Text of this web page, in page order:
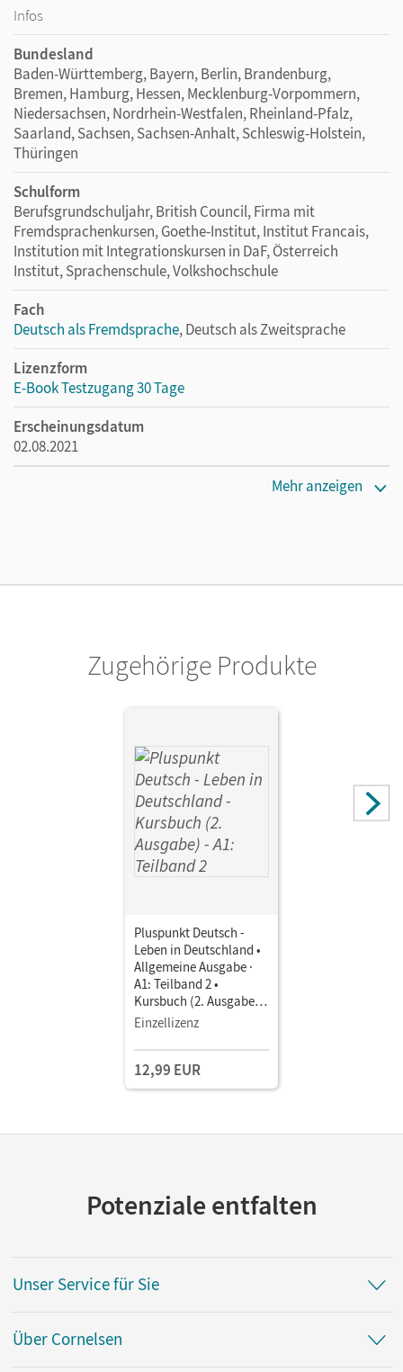
Infos
Bundesland
Baden-Württemberg, Bayern, Berlin, Brandenburg,
Bremen, Hamburg, Hessen, Mecklenburg-Vorpommern,
Niedersachsen, Nordrhein-Westfalen, Rheinland-Pfalz,
Saarland, Sachsen, Sachsen-Anhalt, Schleswig-Holstein,
Thüringen
Schulform
Berufsgrundschuljahr, British Council, Firma mit
Fremdsprachenkursen, Goethe-Institut, Institut Francais,
Institution mit Integrationskursen in DaF, Österreich
Institut, Sprachenschule, Volkshochschule
Fach
Deutsch als Fremdsprache, Deutsch als Zweitsprache
Lizenzform
E-Book Testzugang 30 Tage
Erscheinungsdatum
02.08.2021
Mehr anzeigen
Zugehörige Produkte
Pluspunkt Deutsch -
Leben in Deutschland •
Allgemeine Ausgabe ·
A1: Teilband 2 •
Kursbuch (2. Ausgabe)
Inkl. E-Book und
Einzellizenz
12,99 EUR
Potenziale entfalten
Unser Service für Sie
Über Cornelsen